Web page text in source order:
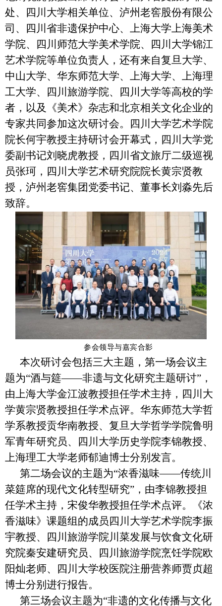
处、四川大学相关单位、泸州老窖股份有限公
司、四川省非遗保护中心、上海大学上海美术
学院、四川师范大学美术学院、四川大学锦江
艺术学院等单位负责人，还有来自复旦大学、
中山大学、华东师范大学、上海大学、上海理
工大学、四川旅游学院、四川大学等高校的学
者，以及《美术》杂志和北京相关文化企业的
专家共同参加这次研讨会。四川大学艺术学院
院长何宇教授主持研讨会开幕式，四川大学党
委副书记刘晓虎教授，四川省文旅厅二级巡视
员张珂，四川大学艺术研究院院长黄宗贤教
授，泸州老窖集团党委书记、董事长刘淼先后
致辞。
参会领导与嘉宾合影
本次研讨会包括三大主题，第一场会议主
题为“酒与筵——非遗与文化研究主题研讨”，
由上海大学金江波教授担任学术主持，四川大
学黄宗贤教授担任学术点评。华东师范大学哲
学系教授贡华南教授、复旦大学哲学学院鲁明
军青年研究员、四川大学历史学院李锦教授、
上海理工大学老师郁迪博士分别发言。
第二场会议的主题为“浓香滋味——传统川
菜筵席的现代文化转型研究”，由李锦教授担
任学术主持，宋俊华教授担任学术点评。《浓
香滋味》课题组的成员四川大学艺术学院李振
宇教授、四川旅游学院川菜发展与饮食文化研
究院秦安建研究员、四川旅游学院烹饪学院欧
阳灿老师、四川大学校医院注册营养师贾贞超
博士分别进行报告。
第三场会议主题为“非遗的文化传播与文化